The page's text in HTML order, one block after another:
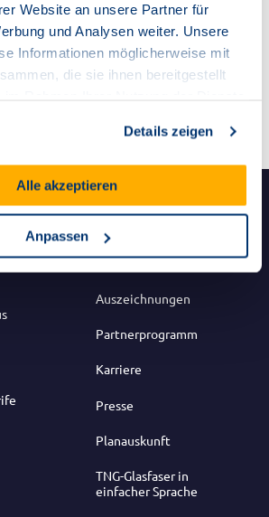
Website an unsere Partner für
und Analysen weiter. Unsere
Informationen möglicherweise mit
die sie ihnen bereitgestellt
Details zeigen
Alle akzeptieren
Anpassen
reCAPTCHA geschützt und es gelten die
Über uns
Unternehmen
Auszeichnungen
Partnerprogramm
Karriere
Presse
Planauskunft
TNG-Glasfaser in
einfacher Sprache